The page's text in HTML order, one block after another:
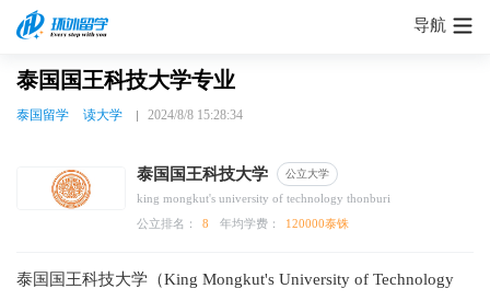
导航
泰国国王科技大学专业
泰国留学 读大学 2024/8/8 15:28:34
泰国国王科技大学 公立大学
king mongkut's university of technology thonburi
公立排名：
8 年均学费： 120000泰铢
泰国国王科技大学（King Mongkut's University of Technology